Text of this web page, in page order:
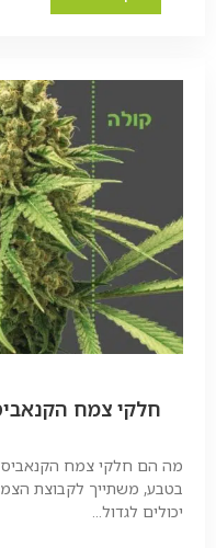
חלקי צמח הקנאביס
מה הם חלקי צמח
בטבע, משתייך לקבוצת
יכולים לגדול...